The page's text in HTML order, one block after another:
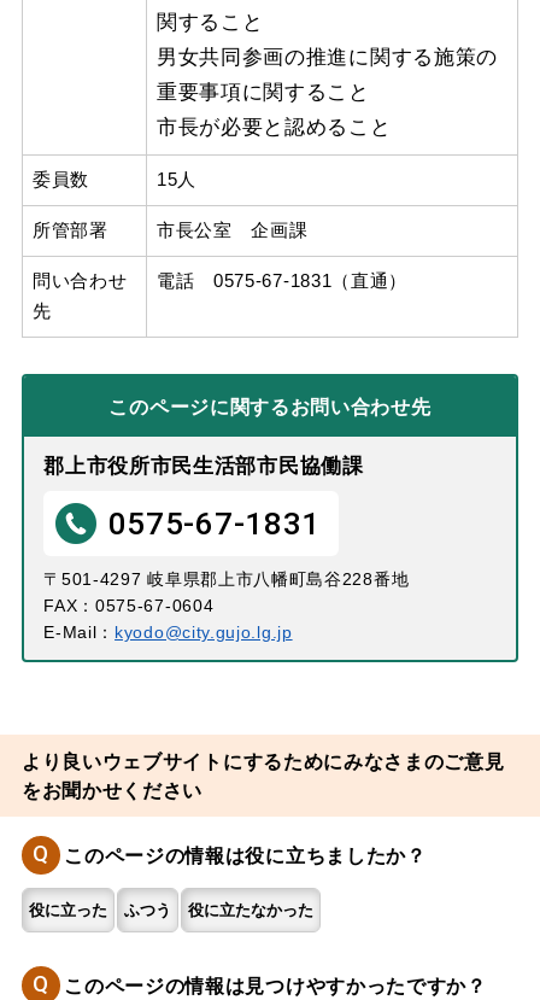
関すること
男女共同参画の推進に関する施策の
重要事項に関すること
市長が必要と認めること
委員数 15人
所管部署 市長公室 企画課
問い合わせ
先
電話 0575-67-1831（直通）
このページに関するお問い合わせ先
郡上市役所市民生活部市民協働課
0575-67-1831
〒501-4297 岐阜県郡上市八幡町島谷228番地
FAX：0575-67-0604
E-Mail： kyodo@city.gujo.lg.jp
より良いウェブサイトにするためにみなさまのご意見
をお聞かせください
Q このページの情報は役に立ちましたか？
役に立った ふつう 役に立たなかった
Q このページの情報は見つけやすかったですか？